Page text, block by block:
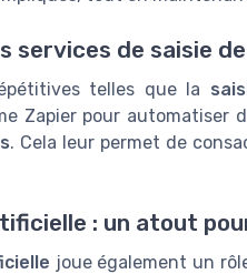
services de saisie
telles que la
Zapier pour automatiser
. Cela leur permet de
: un atout
joue également un